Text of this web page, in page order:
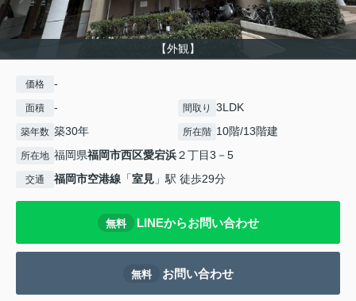
【外観】
価格 -
面積 - 間取り 3LDK
築年数 築30年 所在階 10階/13階建
所在地 福岡県福岡市西区愛宕浜２丁目3－5
交通 福岡市空港線 「室見 」駅 徒歩29分
無料 LINEからお問い合わせ
無料 お問い合わせ